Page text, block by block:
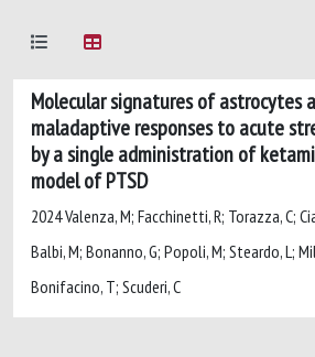
Molecular signatures of astrocytes
maladaptive responses to acute
by a single administration of
model of PTSD
2024 Valenza, M; Facchinetti, R; Torazza, C;
Balbi, M; Bonanno, G; Popoli, M; Steardo, L;
Bonifacino, T; Scuderi, C